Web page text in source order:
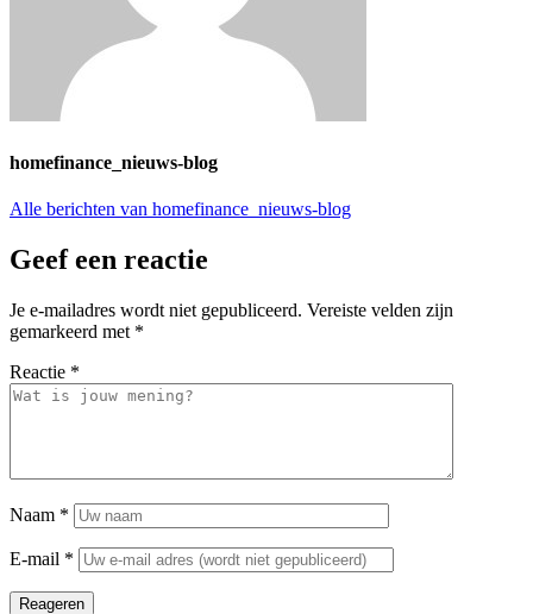
homefinance_nieuws-blog
Alle berichten van homefinance_nieuws-blog
Geef een reactie
Je e-mailadres wordt niet gepubliceerd. Vereiste velden zijn
gemarkeerd met *
Reactie *
Naam *
E-mail *
Reageren